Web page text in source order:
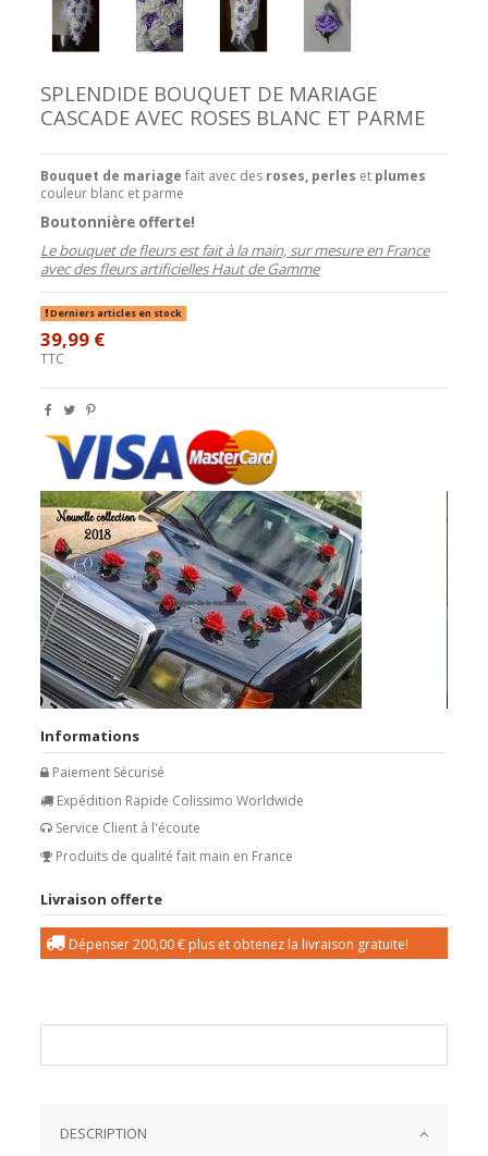
SPLENDIDE BOUQUET DE MARIAGE
CASCADE AVEC ROSES BLANC ET PARME
Bouquet de mariage fait avec des roses, perles et plumes
couleur blanc et parme
Boutonnière offerte!
Le bouquet de fleurs est fait à la main, sur mesure en France
avec des fleurs artificielles Haut de Gamme
Derniers articles en stock
39,99 €
TTC
Informations
Paiement Sécurisé
Expédition Rapide Colissimo Worldwide
Service Client à l'écoute
Produits de qualité fait main en France
Livraison offerte
Dépenser200,00 € plus et obtenez la livraison gratuite!
DESCRIPTION